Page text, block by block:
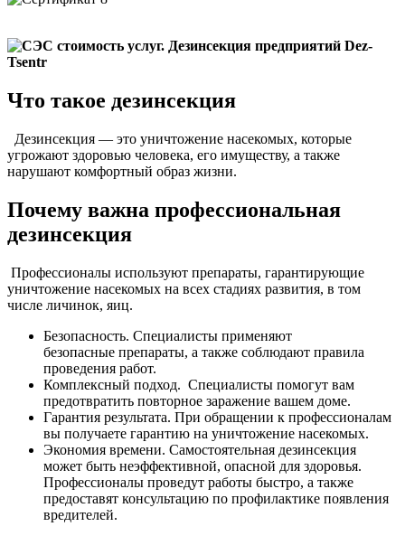
Что такое дезинсекция
Дезинсекция — это уничтожение насекомых, которые
угрожают здоровью человека, его имуществу, а также
нарушают комфортный образ жизни.
Почему важна профессиональная
дезинсекция
Профессионалы используют препараты, гарантирующие
уничтожение насекомых на всех стадиях развития, в том
числе личинок, яиц.
Безопасность. Специалисты применяют
безопасные препараты, а также соблюдают правила
проведения работ.
Комплексный подход. Специалисты помогут вам
предотвратить повторное заражение вашем доме.
Гарантия результата. При обращении к профессионалам
вы получаете гарантию на уничтожение насекомых.
Экономия времени. Самостоятельная дезинсекция
может быть неэффективной, опасной для здоровья.
Профессионалы проведут работы быстро, а также
предоставят консультацию по профилактике появления
вредителей.